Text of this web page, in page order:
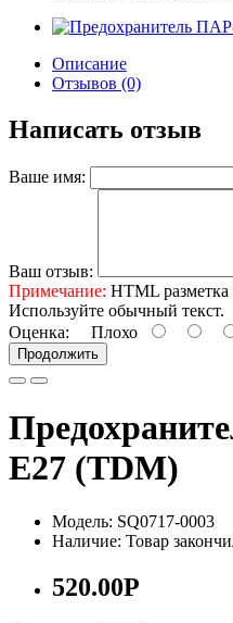
Описание
Отзывов (0)
Написать отзыв
Ваше имя:
Ваш отзыв:
Примечание: HTML разметка
Используйте обычный текст.
Оценка: Плохо
Продолжить
Е27 (TDM)
Модель: SQ0717-0003
Наличие: Товар
520.00Р